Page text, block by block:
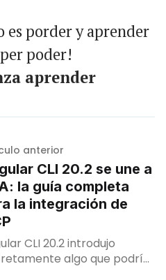
es porder y aprender
poder!
aprender
anterior
CLI 20.2 se une a
la guía completa
la integración de
CLI 20.2 introdujo
algo que podría